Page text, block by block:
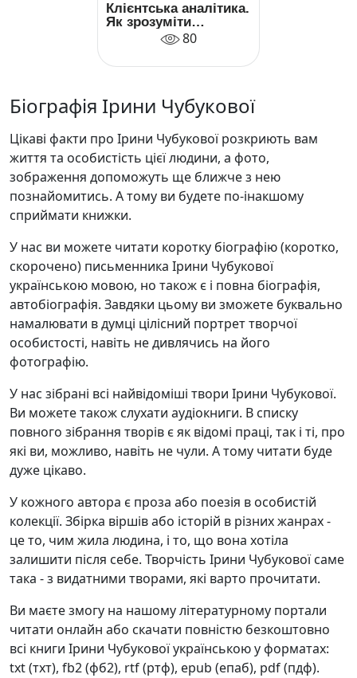
Клієнтська аналітика.
Як зрозуміти
покупців, підвищити
їхню лояльність і
збільшити доходи
80
Біографія Ірини Чубукової
Цікаві факти про Ірини Чубукової розкриють вам
життя та особистість цієї людини, а фото,
зображення допоможуть ще ближче з нею
познайомитись. А тому ви будете по-інакшому
сприймати книжки.
У нас ви можете читати коротку біографію (коротко,
скорочено) письменника Ірини Чубукової
українською мовою, но також є і повна біографія,
автобіографія. Завдяки цьому ви зможете буквально
намалювати в думці цілісний портрет творчої
особистості, навіть не дивлячись на його
фотографію.
У нас зібрані всі найвідоміші твори Ірини Чубукової.
Ви можете також слухати аудіокниги. В списку
повного зібрання творів є як відомі праці, так і ті, про
які ви, можливо, навіть не чули. А тому читати буде
дуже цікаво.
У кожного автора є проза або поезія в особистій
колекції. Збірка віршів або історій в різних жанрах -
це то, чим жила людина, і то, що вона хотіла
залишити після себе. Творчість Ірини Чубукової саме
така - з видатними творами, які варто прочитати.
Ви маєте змогу на нашому літературному портали
читати онлайн або скачати повністю безкоштовно
всі книги Ірини Чубукової українською у форматах:
txt (тхт), fb2 (фб2), rtf (ртф), epub (епаб), pdf (пдф).